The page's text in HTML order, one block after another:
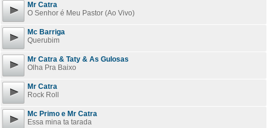
Mr Catra
O Senhor é Meu Pastor (Ao Vivo)
Mc Barriga
Querubim
Mr Catra & Taty & As Gulosas
Olha Pra Baixo
Mr Catra
Rock Roll
Mc Primo e Mr Catra
Essa mina ta tarada